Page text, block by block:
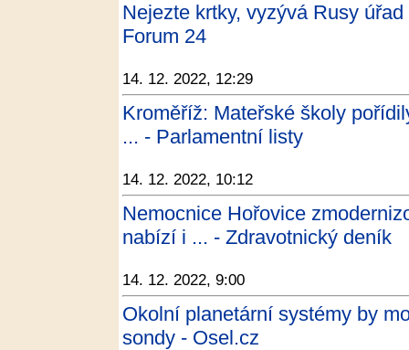
Nejezte krtky, vyzývá Rusy
Forum 24
14. 12. 2022, 12:29
Kroměříž: Mateřské školy
... - Parlamentní listy
14. 12. 2022, 10:12
Nemocnice Hořovice
nabízí i ... - Zdravotnický deník
14. 12. 2022, 9:00
Okolní planetární systémy by
sondy - Osel.cz